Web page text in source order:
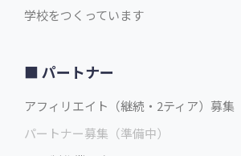
学校をつくっています
パートナー
アフィリエイト（継続・2ティア）募集
パートナー募集（準備中）